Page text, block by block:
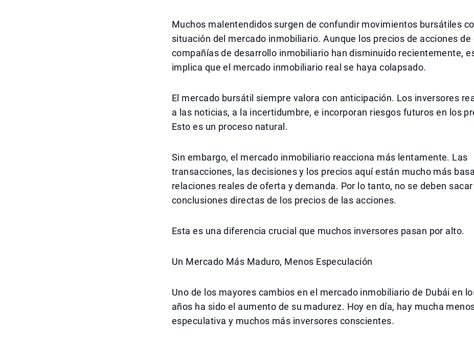
Muchos malentendidos surgen de confundir movimientos bursátiles
situación del mercado inmobiliario. Aunque los precios de acciones de
compañías de desarrollo inmobiliario han disminuido recientemente,
implica que el mercado inmobiliario real se haya colapsado.
El mercado bursátil siempre valora con anticipación. Los inversores
a las noticias, a la incertidumbre, e incorporan riesgos futuros en los
Esto es un proceso natural.
Sin embargo, el mercado inmobiliario reacciona más lentamente. Las
transacciones, las decisiones y los precios aquí están mucho más
relaciones reales de oferta y demanda. Por lo tanto, no se deben sacar
conclusiones directas de los precios de las acciones.
Esta es una diferencia crucial que muchos inversores pasan por alto.
Un Mercado Más Maduro, Menos Especulación
Uno de los mayores cambios en el mercado inmobiliario de Dubái en
años ha sido el aumento de su madurez. Hoy en día, hay mucha
especulativa y muchos más inversores conscientes.